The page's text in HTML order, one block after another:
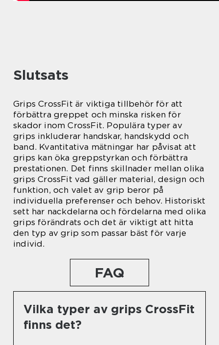
Slutsats
Grips CrossFit är viktiga tillbehör för att
förbättra greppet och minska risken för
skador inom CrossFit. Populära typer av
grips inkluderar handskar, handskydd och
band. Kvantitativa mätningar har påvisat att
grips kan öka greppstyrkan och förbättra
prestationen. Det finns skillnader mellan olika
grips CrossFit vad gäller material, design och
funktion, och valet av grip beror på
individuella preferenser och behov. Historiskt
sett har nackdelarna och fördelarna med olika
grips förändrats och det är viktigt att hitta
den typ av grip som passar bäst för varje
individ.
FAQ
Vilka typer av grips CrossFit
finns det?